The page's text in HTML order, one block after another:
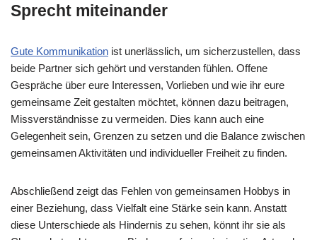
Sprecht miteinander
Gute Kommunikation ist unerlässlich, um sicherzustellen, dass
beide Partner sich gehört und verstanden fühlen. Offene
Gespräche über eure Interessen, Vorlieben und wie ihr eure
gemeinsame Zeit gestalten möchtet, können dazu beitragen,
Missverständnisse zu vermeiden. Dies kann auch eine
Gelegenheit sein, Grenzen zu setzen und die Balance zwischen
gemeinsamen Aktivitäten und individueller Freiheit zu finden.
Abschließend zeigt das Fehlen von gemeinsamen Hobbys in
einer Beziehung, dass Vielfalt eine Stärke sein kann. Anstatt
diese Unterschiede als Hindernis zu sehen, könnt ihr sie als